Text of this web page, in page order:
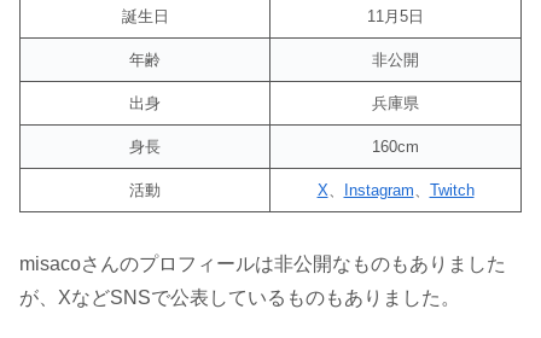
誕生日 11月5日
年齢 非公開
出身 兵庫県
身長 160cm
活動 X Instagram Twitch
misacoさんのプロフィールは非公開なものもありました
が、XなどSNSで公表しているものもありました。